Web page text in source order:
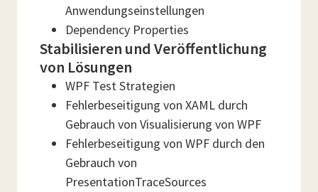
Anwendungseinstellungen
Dependency Properties
Stabilisieren und Veröffentlichung
von Lösungen
WPF Test Strategien
Fehlerbeseitigung von XAML durch
Gebrauch von Visualisierung von WPF
Fehlerbeseitigung von WPF durch den
Gebrauch von
PresentationTraceSources